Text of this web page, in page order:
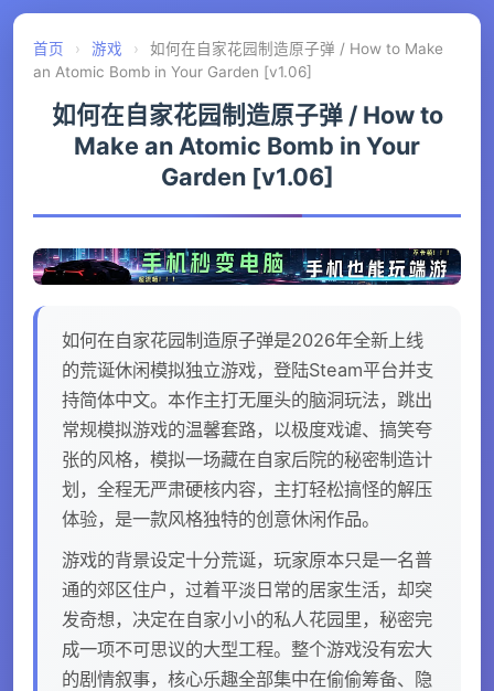
首页 › 游戏 ›
如何在自家花园制造原子弹 / How to Make
an Atomic Bomb in Your Garden [v1.06]
如何在自家花园制造原子弹 / How to
Make an Atomic Bomb in Your
Garden [v1.06]
如何在自家花园制造原子弹是2026年全新上线
的荒诞休闲模拟独立游戏，登陆Steam平台并支
持简体中文。本作主打无厘头的脑洞玩法，跳出
常规模拟游戏的温馨套路，以极度戏谑、搞笑夸
张的风格，模拟一场藏在自家后院的秘密制造计
划，全程无严肃硬核内容，主打轻松搞怪的解压
体验，是一款风格独特的创意休闲作品。
游戏的背景设定十分荒诞，玩家原本只是一名普
通的郊区住户，过着平淡日常的居家生活，却突
发奇想，决定在自家小小的私人花园里，秘密完
成一项不可思议的大型工程。整个游戏没有宏大
的剧情叙事，核心乐趣全部集中在偷偷筹备、隐